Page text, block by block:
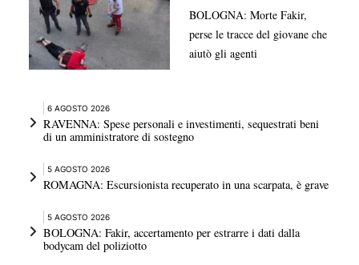
BOLOGNA: Morte Fakir,
perse le tracce del giovane che
aiutò gli agenti
6 AGOSTO 2026
RAVENNA: Spese personali e investimenti, sequestrati beni
di un amministratore di sostegno
5 AGOSTO 2026
ROMAGNA: Escursionista recuperato in una scarpata, è grave
5 AGOSTO 2026
BOLOGNA: Fakir, accertamento per estrarre i dati dalla
bodycam del poliziotto